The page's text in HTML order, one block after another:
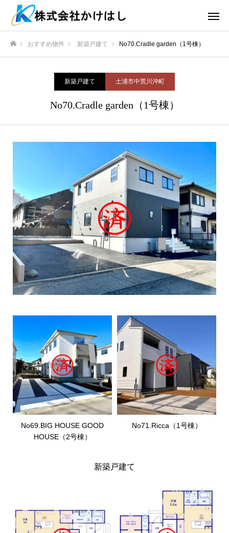
おすすめ物件 新築戸建て No70.Cradle garden（1号棟）
新築戸建て 土浦市中荒川沖町
No70.Cradle garden（1号棟）
No69.BIG HOUSE GOOD
HOUSE（2号棟）
No71.Ricca（1号棟）
新築戸建て